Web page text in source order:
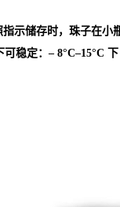
示储存时，珠子在
稳定：– 8°C–15°C